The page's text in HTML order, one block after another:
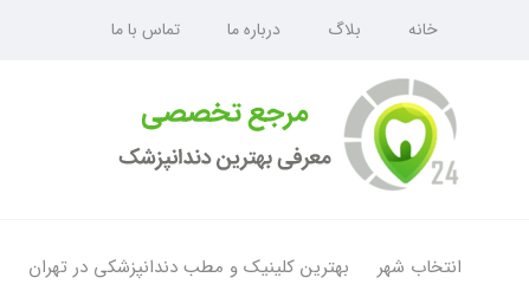
خانه بلاگ درباره ما تماس با ما
انتخاب شهر بهترین کلینیک و مطب دندانپزشکی در تهران